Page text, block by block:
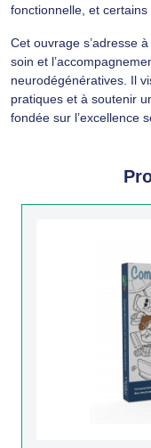
fonctionnelle, et
Cet ouvrage s’adresse
soin et
neurodégénératives. Il
pratiques et à soutenir
fondée sur l’excellence